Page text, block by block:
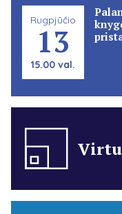
Rugpjūčio
13
15.00 val.